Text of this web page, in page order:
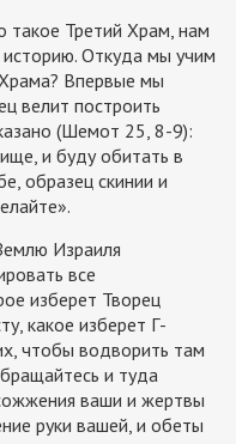
такое Третий Храм, нам
историю. Откуда мы учим
Впервые мы
велит построить
(Шемот 25, 8-9):
и буду обитать в
образец скинии и
Израиля
все
изберет Творец
какое изберет Г-
чтобы водворить там
и туда
ваши и жертвы
руки вашей, и обеты